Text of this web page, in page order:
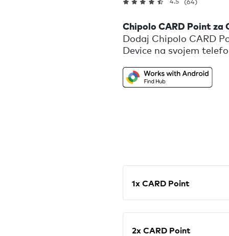
Chipolo CARD Point za
Dodaj Chipolo CARD
Device na svojem
se skriva. Ali pa
My Device s pomočjo
1x CARD Point
2x CARD Point